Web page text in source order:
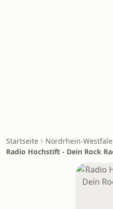
Startseite Nordrhein-
Radio Hochstift - Dein Rock